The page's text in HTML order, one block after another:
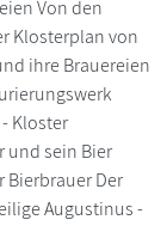
Von den
Klosterplan von
ihre Brauereien
Kloster
und sein Bier
Bierbrauer Der
Augustinus -